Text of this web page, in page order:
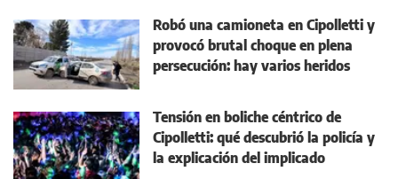
Robó una camioneta en Cipolletti y
provocó brutal choque en plena
persecución: hay varios heridos
Tensión en boliche céntrico de
Cipolletti: qué descubrió la policía y
la explicación del implicado